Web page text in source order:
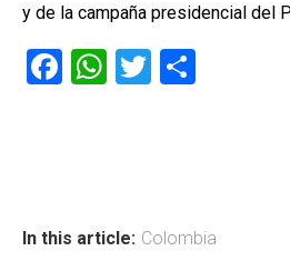
y de la campaña presidencial del
F
ok
W
p
T
tir
In this article: Colombia